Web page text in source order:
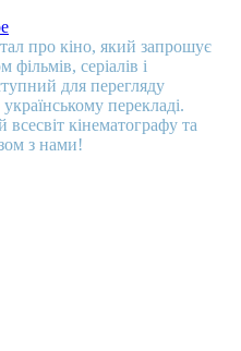
про кіно, який запрошує
серіалів і
для перегляду
перекладі.
кінематографу та
з нами!